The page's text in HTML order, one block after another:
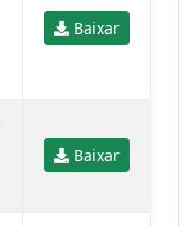
Baixar
Baixar